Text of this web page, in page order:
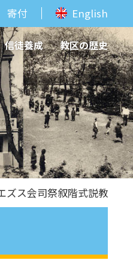
寄付 English
信徒養成 教区の歴史
ズス会司祭叙階式説教